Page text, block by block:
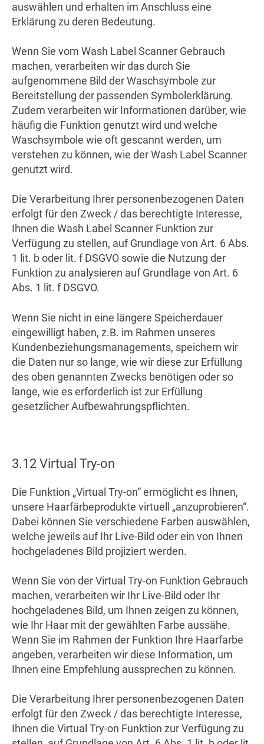
auswählen und erhalten im Anschluss eine
Erklärung zu deren Bedeutung.
Wenn Sie vom Wash Label Scanner Gebrauch
machen, verarbeiten wir das durch Sie
aufgenommene Bild der Waschsymbole zur
Bereitstellung der passenden Symbolerklärung.
Zudem verarbeiten wir Informationen darüber, wie
häufig die Funktion genutzt wird und welche
Waschsymbole wie oft gescannt werden, um
verstehen zu können, wie der Wash Label Scanner
genutzt wird.
Die Verarbeitung Ihrer personenbezogenen Daten
erfolgt für den Zweck / das berechtigte Interesse,
Ihnen die Wash Label Scanner Funktion zur
Verfügung zu stellen, auf Grundlage von Art. 6 Abs.
1 lit. b oder lit. f DSGVO sowie die Nutzung der
Funktion zu analysieren auf Grundlage von Art. 6
Abs. 1 lit. f DSGVO.
Wenn Sie nicht in eine längere Speicherdauer
eingewilligt haben, z.B. im Rahmen unseres
Kundenbeziehungsmanagements, speichern wir
die Daten nur so lange, wie wir diese zur Erfüllung
des oben genannten Zwecks benötigen oder so
lange, wie es erforderlich ist zur Erfüllung
gesetzlicher Aufbewahrungspflichten.
3.12 Virtual Try-on
Die Funktion „Virtual Try-on“ ermöglicht es Ihnen,
unsere Haarfärbeprodukte virtuell „anzuprobieren“.
Dabei können Sie verschiedene Farben auswählen,
welche jeweils auf Ihr Live-Bild oder ein von Ihnen
hochgeladenes Bild projiziert werden.
Wenn Sie von der Virtual Try-on Funktion Gebrauch
machen, verarbeiten wir Ihr Live-Bild oder Ihr
hochgeladenes Bild, um Ihnen zeigen zu können,
wie Ihr Haar mit der gewählten Farbe aussähe.
Wenn Sie im Rahmen der Funktion Ihre Haarfarbe
angeben, verarbeiten wir diese Information, um
Ihnen eine Empfehlung aussprechen zu können.
Die Verarbeitung Ihrer personenbezogenen Daten
erfolgt für den Zweck / das berechtigte Interesse,
Ihnen die Virtual Try-on Funktion zur Verfügung zu